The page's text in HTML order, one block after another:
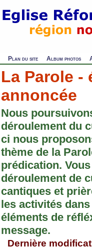
Plan du site Album photos
La Parole -
annoncée
Nous
déroulement du
ci nous
thème de la
prédication.
déroulement de
cantiques et
les activités
éléments de
message.
Dernière